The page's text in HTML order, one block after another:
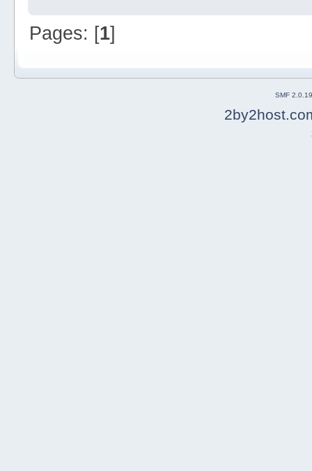
Pages: [1]
SMF 2.0.19